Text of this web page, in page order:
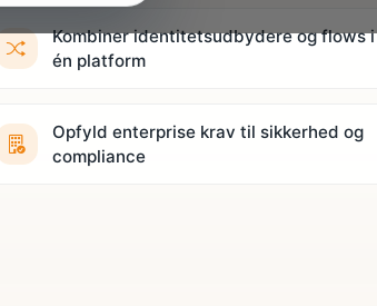
Kombiner identitetsudbydere og flows i
én platform
Opfyld enterprise krav til sikkerhed og
compliance